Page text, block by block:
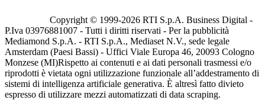
Copyright © 1999-2026 RTI S.p.A. Business Digital -
P.Iva 03976881007 - Tutti i diritti riservati - Per la pubblicità
Mediamond S.p.A. - RTI S.p.A., Mediaset N.V., sede legale
Amsterdam (Paesi Bassi) - Uffici Viale Europa 46, 20093 Cologno
Monzese (MI)Rispetto ai contenuti e ai dati personali trasmessi e/o
riprodotti è vietata ogni utilizzazione funzionale all’addestramento di
sistemi di intelligenza artificiale generativa. È altresì fatto divieto
espresso di utilizzare mezzi automatizzati di data scraping.